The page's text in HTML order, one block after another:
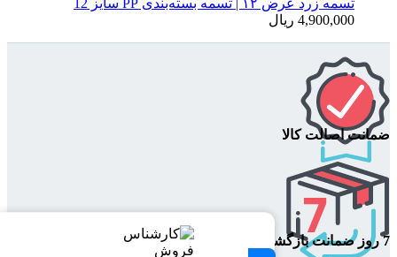
4,900,000 ریال
ضمانت اصالت کالا
7 روز ضمانت بازگشت